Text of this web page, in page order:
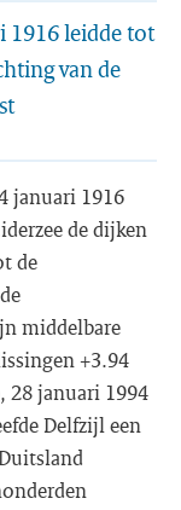
1916 leidde tot
van de
januari 1916
de dijken
de
middelbare
+3.94
28 januari 1994
Delfzijl een